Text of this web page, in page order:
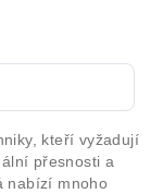
kteří vyžadují
přesnosti a
nabízí mnoho